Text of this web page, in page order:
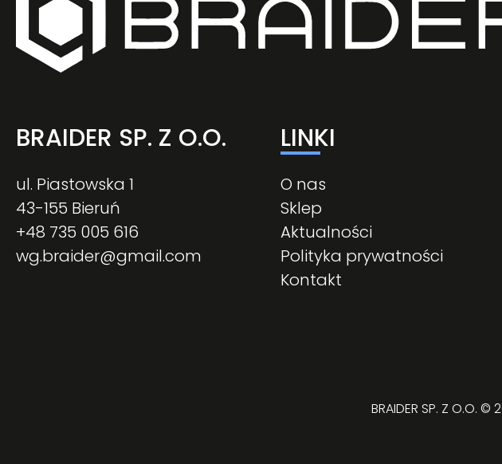
BRAIDER SP. Z O.O.
ul. Piastowska 1
43-155 Bieruń
+48 735 005 616
wg.braider@gmail.com
LINKI
O nas
Sklep
Aktualności
Polityka prywatności
Kontakt
BRAIDER SP. Z O.O.